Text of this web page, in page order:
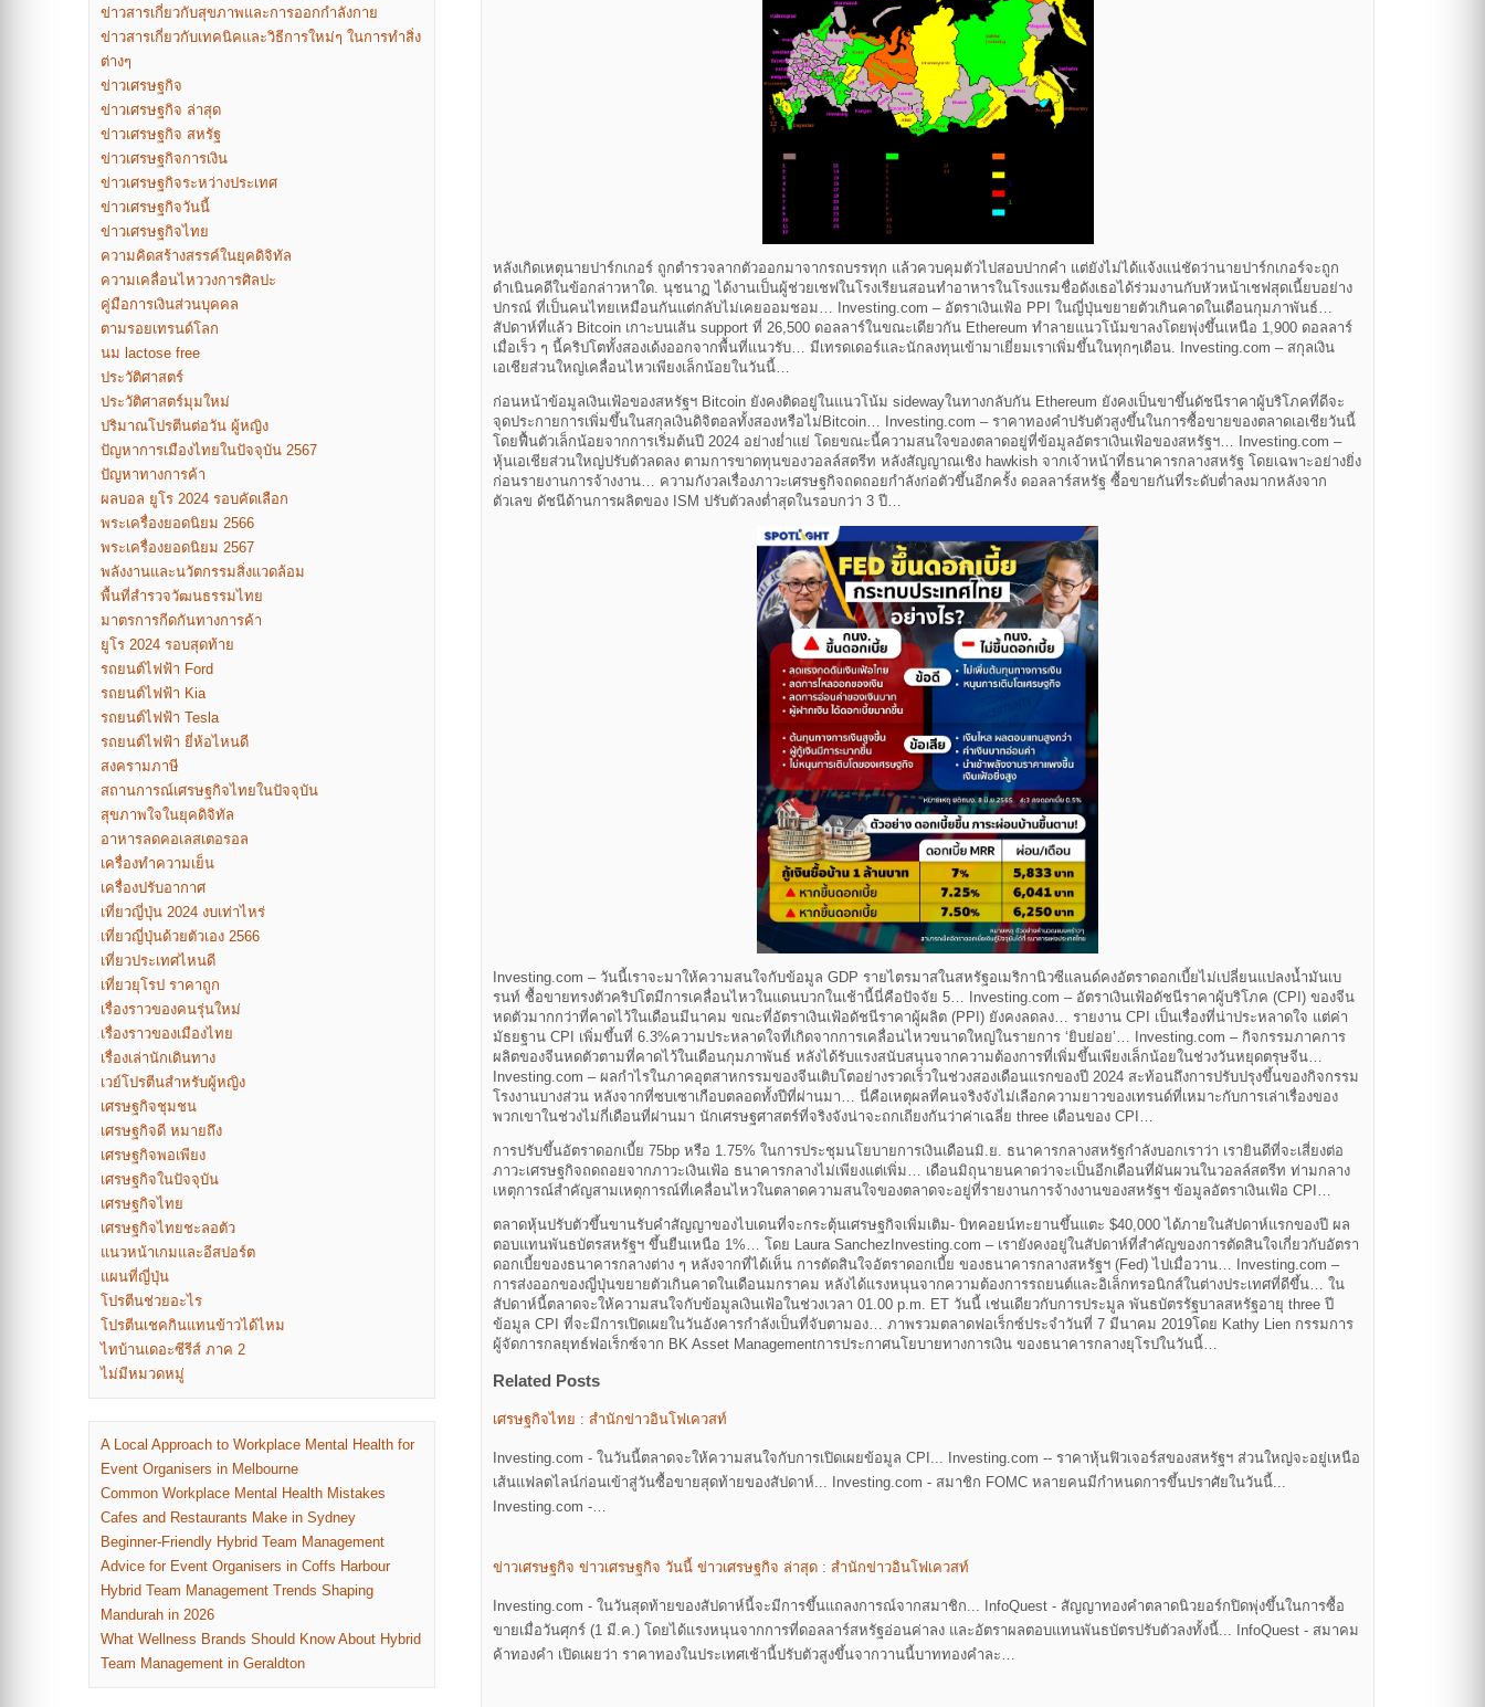
หลังเกิดเหตุนายปาร์กเกอร์ ถูกตำรวจลากตัวออกมาจากรถบรรทุก แล้วควบคุมตัวไปสอบปากคำ แต่ยังไม่ได้แจ้งแน่ชัดว่านายปาร์กเกอร์จะถูก
ดำเนินคดีในข้อกล่าวหาใด. นุชนาฏ ได้งานเป็นผู้ช่วยเชฟในโรงเรียนสอนทําอาหารในโรงแรมชื่อดังเธอได้ร่วมงานกับหัวหน้าเชฟสุดเนี้ยบอย่าง
ปกรณ์ ที่เป็นคนไทยเหมือนกันแต่กลับไม่เคยออมชอม… Investing.com – อัตราเงินเฟ้อ PPI ในญี่ปุ่นขยายตัวเกินคาดในเดือนกุมภาพันธ์…
สัปดาห์ที่แล้ว Bitcoin เกาะบนเส้น support ที่ 26,500 ดอลลาร์ในขณะเดียวกัน Ethereum ทำลายแนวโน้มขาลงโดยพุ่งขึ้นเหนือ 1,900 ดอลลาร์
เมื่อเร็ว ๆ นี้คริปโตทั้งสองเด้งออกจากพื้นที่แนวรับ… มีเทรดเดอร์และนักลงทุนเข้ามาเยี่ยมเราเพิ่มขึ้นในทุกๆเดือน. Investing.com – สกุลเงิน
เอเชียส่วนใหญ่เคลื่อนไหวเพียงเล็กน้อยในวันนี้…
ก่อนหน้าข้อมูลเงินเฟ้อของสหรัฐฯ Bitcoin ยังคงติดอยู่ในแนวโน้ม sidewayในทางกลับกัน Ethereum ยังคงเป็นขาขึ้นดัชนีราคาผู้บริโภคที่ดีจะ
จุดประกายการเพิ่มขึ้นในสกุลเงินดิจิตอลทั้งสองหรือไม่Bitcoin… Investing.com – ราคาทองคำปรับตัวสูงขึ้นในการซื้อขายของตลาดเอเชียวันนี้
โดยฟื้นตัวเล็กน้อยจากการเริ่มต้นปี 2024 อย่างย่ำแย่ โดยขณะนี้ความสนใจของตลาดอยู่ที่ข้อมูลอัตราเงินเฟ้อของสหรัฐฯ… Investing.com –
หุ้นเอเชียส่วนใหญ่ปรับตัวลดลง ตามการขาดทุนของวอลล์สตรีท หลังสัญญาณเชิง hawkish จากเจ้าหน้าที่ธนาคารกลางสหรัฐ โดยเฉพาะอย่างยิ่ง
ก่อนรายงานการจ้างงาน… ความกังวลเรื่องภาวะเศรษฐกิจถดถอยกำลังก่อตัวขึ้นอีกครั้ง ดอลลาร์สหรัฐ ซื้อขายกันที่ระดับต่ำลงมากหลังจาก
ตัวเลข ดัชนีด้านการผลิตของ ISM ปรับตัวลงต่ำสุดในรอบกว่า 3 ปี…
Investing.com – วันนี้เราจะมาให้ความสนใจกับข้อมูล GDP รายไตรมาสในสหรัฐอเมริกานิวซีแลนด์คงอัตราดอกเบี้ยไม่เปลี่ยนแปลงน้ำมันเบ
รนท์ ซื้อขายทรงตัวคริปโตมีการเคลื่อนไหวในแดนบวกในเช้านี้นี่คือปัจจัย 5… Investing.com – อัตราเงินเฟ้อดัชนีราคาผู้บริโภค (CPI) ของจีน
หดตัวมากกว่าที่คาดไว้ในเดือนมีนาคม ขณะที่อัตราเงินเฟ้อดัชนีราคาผู้ผลิต (PPI) ยังคงลดลง… รายงาน CPI เป็นเรื่องที่น่าประหลาดใจ แต่ค่า
มัธยฐาน CPI เพิ่มขึ้นที่ 6.3%ความประหลาดใจที่เกิดจากการเคลื่อนไหวขนาดใหญ่ในรายการ ‘ยิบย่อย’… Investing.com – กิจกรรมภาคการ
ผลิตของจีนหดตัวตามที่คาดไว้ในเดือนกุมภาพันธ์ หลังได้รับแรงสนับสนุนจากความต้องการที่เพิ่มขึ้นเพียงเล็กน้อยในช่วงวันหยุดตรุษจีน…
Investing.com – ผลกำไรในภาคอุตสาหกรรมของจีนเติบโตอย่างรวดเร็วในช่วงสองเดือนแรกของปี 2024 สะท้อนถึงการปรับปรุงขึ้นของกิจกรรม
โรงงานบางส่วน หลังจากที่ซบเซาเกือบตลอดทั้งปีที่ผ่านมา… นี่คือเหตุผลที่คนจริงจังไม่เลือกความยาวของเทรนด์ที่เหมาะกับการเล่าเรื่องของ
พวกเขาในช่วงไม่กี่เดือนที่ผ่านมา นักเศรษฐศาสตร์ที่จริงจังน่าจะถกเถียงกันว่าค่าเฉลี่ย three เดือนของ CPI…
การปรับขึ้นอัตราดอกเบี้ย 75bp หรือ 1.75% ในการประชุมนโยบายการเงินเดือนมิ.ย. ธนาคารกลางสหรัฐกำลังบอกเราว่า เรายินดีที่จะเสี่ยงต่อ
ภาวะเศรษฐกิจถดถอยจากภาวะเงินเฟ้อ ธนาคารกลางไม่เพียงแต่เพิ่ม… เดือนมิถุนายนคาดว่าจะเป็นอีกเดือนที่ผันผวนในวอลล์สตรีท ท่ามกลาง
เหตุการณ์สำคัญสามเหตุการณ์ที่เคลื่อนไหวในตลาดความสนใจของตลาดจะอยู่ที่รายงานการจ้างงานของสหรัฐฯ ข้อมูลอัตราเงินเฟ้อ CPI…
ตลาดหุ้นปรับตัวขึ้นขานรับคำสัญญาของไบเดนที่จะกระตุ้นเศรษฐกิจเพิ่มเติม- บิทคอยน์ทะยานขึ้นแตะ $40,000 ได้ภายในสัปดาห์แรกของปี ผล
ตอบแทนพันธบัตรสหรัฐฯ ขึ้นยืนเหนือ 1%… โดย Laura SanchezInvesting.com – เรายังคงอยู่ในสัปดาห์ที่สำคัญของการตัดสินใจเกี่ยวกับอัตรา
ดอกเบี้ยของธนาคารกลางต่าง ๆ หลังจากที่ได้เห็น การตัดสินใจอัตราดอกเบี้ย ของธนาคารกลางสหรัฐฯ (Fed) ไปเมื่อวาน… Investing.com –
การส่งออกของญี่ปุ่นขยายตัวเกินคาดในเดือนมกราคม หลังได้แรงหนุนจากความต้องการรถยนต์และอิเล็กทรอนิกส์ในต่างประเทศที่ดีขึ้น… ใน
สัปดาห์นี้ตลาดจะให้ความสนใจกับข้อมูลเงินเฟ้อในช่วงเวลา 01.00 p.m. ET วันนี้ เช่นเดียวกับการประมูล พันธบัตรรัฐบาลสหรัฐอายุ three ปี
ข้อมูล CPI ที่จะมีการเปิดเผยในวันอังคารกำลังเป็นที่จับตามอง… ภาพรวมตลาดฟอเร็กซ์ประจำวันที่ 7 มีนาคม 2019โดย Kathy Lien กรรมการ
ผู้จัดการกลยุทธ์ฟอเร็กซ์จาก BK Asset Managementการประกาศนโยบายทางการเงิน ของธนาคารกลางยุโรปในวันนี้…
Related Posts
เศรษฐกิจไทย : สำนักข่าวอินโฟเควสท์
Investing.com - ในวันนี้ตลาดจะให้ความสนใจกับการเปิดเผยข้อมูล CPI... Investing.com -- ราคาหุ้นฟิวเจอร์สของสหรัฐฯ ส่วนใหญ่จะอยู่เหนือ
เส้นแฟลตไลน์ก่อนเข้าสู่วันซื้อขายสุดท้ายของสัปดาห์... Investing.com - สมาชิก FOMC หลายคนมีกำหนดการขึ้นปราศัยในวันนี้...
Investing.com -…
ข่าวเศรษฐกิจ ข่าวเศรษฐกิจ วันนี้ ข่าวเศรษฐกิจ ล่าสุด : สำนักข่าวอินโฟเควสท์
Investing.com - ในวันสุดท้ายของสัปดาห์นี้จะมีการขึ้นแถลงการณ์จากสมาชิก... InfoQuest - สัญญาทองคำตลาดนิวยอร์กปิดพุ่งขึ้นในการซื้อ
ขายเมื่อวันศุกร์ (1 มี.ค.) โดยได้แรงหนุนจากการที่ดอลลาร์สหรัฐอ่อนค่าลง และอัตราผลตอบแทนพันธบัตรปรับตัวลงทั้งนี้... InfoQuest - สมาคม
ค้าทองคำ เปิดเผยว่า ราคาทองในประเทศเช้านี้ปรับตัวสูงขึ้นจากวานนี้บาททองคำละ…
ข่าวสารเกี่ยวกับสุขภาพและการออกกำลังกาย
ข่าวสารเกี่ยวกับเทคนิคและวิธีการใหม่ๆ ในการทำสิ่ง
ต่างๆ
ข่าวเศรษฐกิจ
ข่าวเศรษฐกิจ ล่าสุด
ข่าวเศรษฐกิจ สหรัฐ
ข่าวเศรษฐกิจการเงิน
ข่าวเศรษฐกิจระหว่างประเทศ
ข่าวเศรษฐกิจวันนี้
ข่าวเศรษฐกิจไทย
ความคิดสร้างสรรค์ในยุคดิจิทัล
ความเคลื่อนไหววงการศิลปะ
คู่มือการเงินส่วนบุคคล
ตามรอยเทรนด์โลก
นม lactose free
ประวัติศาสตร์
ประวัติศาสตร์มุมใหม่
ปริมาณโปรตีนต่อวัน ผู้หญิง
ปัญหาการเมืองไทยในปัจจุบัน 2567
ปัญหาทางการค้า
ผลบอล ยูโร 2024 รอบคัดเลือก
พระเครื่องยอดนิยม 2566
พระเครื่องยอดนิยม 2567
พลังงานและนวัตกรรมสิ่งแวดล้อม
พื้นที่สำรวจวัฒนธรรมไทย
มาตรการกีดกันทางการค้า
ยูโร 2024 รอบสุดท้าย
รถยนต์ไฟฟ้า Ford
รถยนต์ไฟฟ้า Kia
รถยนต์ไฟฟ้า Tesla
รถยนต์ไฟฟ้า ยี่ห้อไหนดี
สงครามภาษี
สถานการณ์เศรษฐกิจไทยในปัจจุบัน
สุขภาพใจในยุคดิจิทัล
อาหารลดคอเลสเตอรอล
เครื่องทำความเย็น
เครื่องปรับอากาศ
เที่ยวญี่ปุ่น 2024 งบเท่าไหร่
เที่ยวญี่ปุ่นด้วยตัวเอง 2566
เที่ยวประเทศไหนดี
เที่ยวยุโรป ราคาถูก
เรื่องราวของคนรุ่นใหม่
เรื่องราวของเมืองไทย
เรื่องเล่านักเดินทาง
เวย์โปรตีนสำหรับผู้หญิง
เศรษฐกิจชุมชน
เศรษฐกิจดี หมายถึง
เศรษฐกิจพอเพียง
เศรษฐกิจในปัจจุบัน
เศรษฐกิจไทย
เศรษฐกิจไทยชะลอตัว
แนวหน้าเกมและอีสปอร์ต
แผนที่ญี่ปุ่น
โปรตีนช่วยอะไร
โปรตีนเชคกินแทนข้าวได้ไหม
ไทบ้านเดอะซีรีส์ ภาค 2
ไม่มีหมวดหมู่
A Local Approach to Workplace Mental Health for
Event Organisers in Melbourne
Common Workplace Mental Health Mistakes
Cafes and Restaurants Make in Sydney
Beginner-Friendly Hybrid Team Management
Advice for Event Organisers in Coffs Harbour
Hybrid Team Management Trends Shaping
Mandurah in 2026
What Wellness Brands Should Know About Hybrid
Team Management in Geraldton